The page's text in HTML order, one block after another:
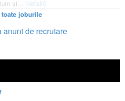
și... [detalii]
joburile
anunt de recrutare